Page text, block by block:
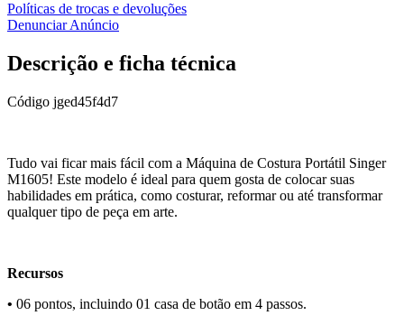
Políticas de trocas e devoluções
Denunciar Anúncio
Descrição e ficha técnica
Código jged45f4d7
Tudo vai ficar mais fácil com a Máquina de Costura Portátil Singer
M1605! Este modelo é ideal para quem gosta de colocar suas
habilidades em prática, como costurar, reformar ou até transformar
qualquer tipo de peça em arte.
Recursos
• 06 pontos, incluindo 01 casa de botão em 4 passos.